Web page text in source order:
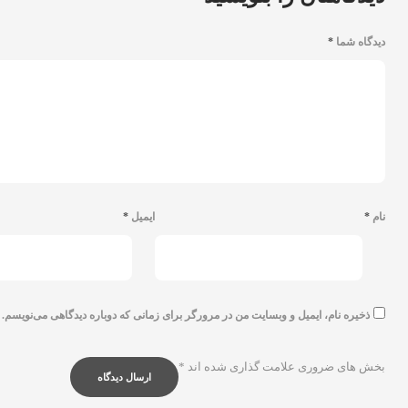
دیدگاه شما *
نام * ایمیل *
ذخیره نام، ایمیل و وبسایت من در مرورگر برای زمانی که دوباره دیدگاهی می‌نویسم.
بخش های ضروری علامت گذاری شده اند *